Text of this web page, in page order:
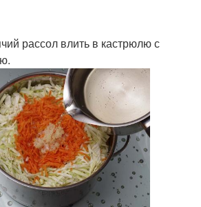
рассол влить в кастрюлю с